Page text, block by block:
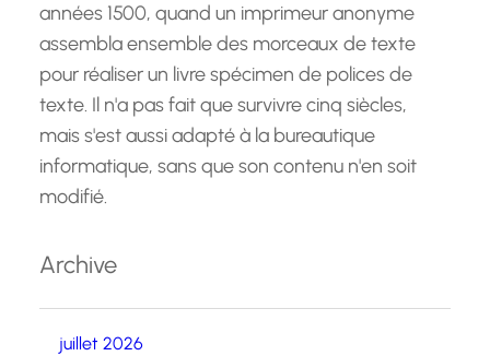
années 1500, quand un imprimeur anonyme
assembla ensemble des morceaux de texte
pour réaliser un livre spécimen de polices de
texte. Il n'a pas fait que survivre cinq siècles,
mais s'est aussi adapté à la bureautique
informatique, sans que son contenu n'en soit
modifié.
Archive
juillet 2026